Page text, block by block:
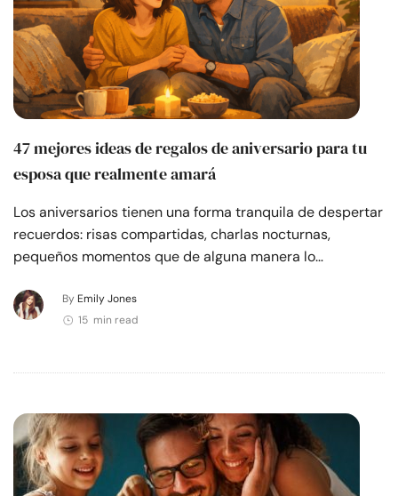
47 mejores ideas de regalos de aniversario para tu
esposa que realmente amará
Los aniversarios tienen una forma tranquila de despertar
recuerdos: risas compartidas, charlas nocturnas,
pequeños momentos que de alguna manera lo…
By Emily Jones
15 min read